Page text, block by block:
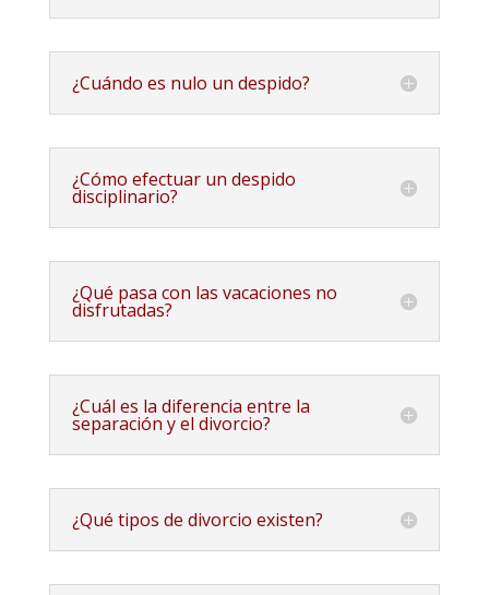
¿Cuándo es nulo un despido?
¿Cómo efectuar un despido
disciplinario?
¿Qué pasa con las vacaciones no
disfrutadas?
¿Cuál es la diferencia entre la
separación y el divorcio?
¿Qué tipos de divorcio existen?